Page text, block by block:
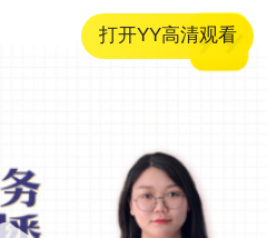
打开YY高清观看